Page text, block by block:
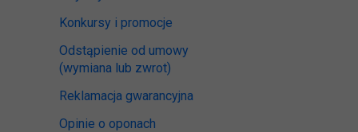
Konkursy i promocje
Odstąpienie od umowy
(wymiana lub zwrot)
Reklamacja gwarancyjna
Opinie o oponach